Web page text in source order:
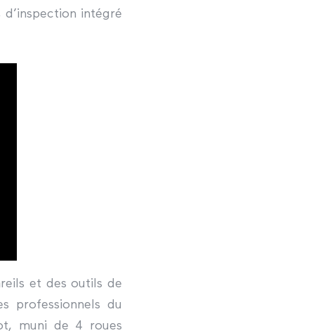
intégré
et des outils de
professionnels du
muni de 4 roues